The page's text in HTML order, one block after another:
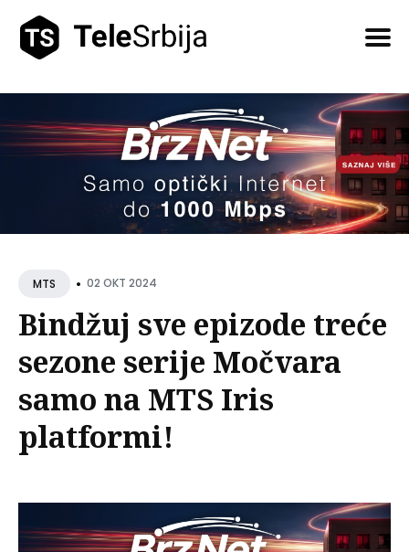
MTS • 02 OKT 2024
Bindžuj sve epizode treće
sezone serije Močvara
samo na MTS Iris
platformi!